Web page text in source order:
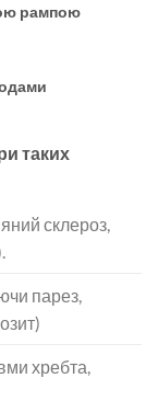
рампою
таких
склероз,
парез,
хребта,